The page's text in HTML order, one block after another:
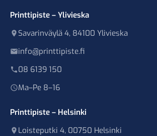
Printtipiste – Ylivieska
Savarinväylä 4, 84100 Ylivieska
info@printtipiste.fi
08 6139 150
Ma–Pe 8–16
Printtipiste – Helsinki
Loisteputki 4, 00750 Helsinki